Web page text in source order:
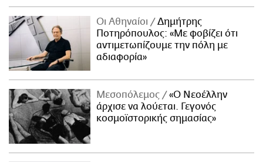
Οι Αθηναίοι
Δημήτρης
Ποτηρόπουλος: «Με φοβίζει ότι
αντιμετωπίζουμε την πόλη με
αδιαφορία»
Μεσοπόλεμος
«Ο Νεοέλλην
άρχισε να λούεται. Γεγονός
κοσμοϊστορικής σημασίας»